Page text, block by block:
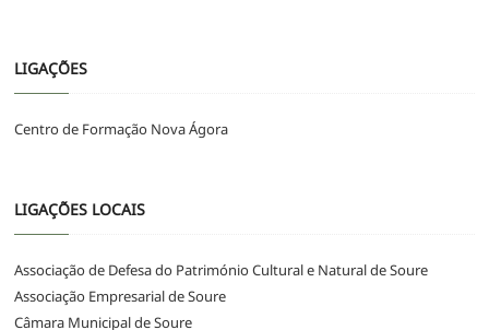
LIGAÇÕES
Centro de Formação Nova Ágora
LIGAÇÕES LOCAIS
Associação de Defesa do Património Cultural e Natural de Soure
Associação Empresarial de Soure
Câmara Municipal de Soure